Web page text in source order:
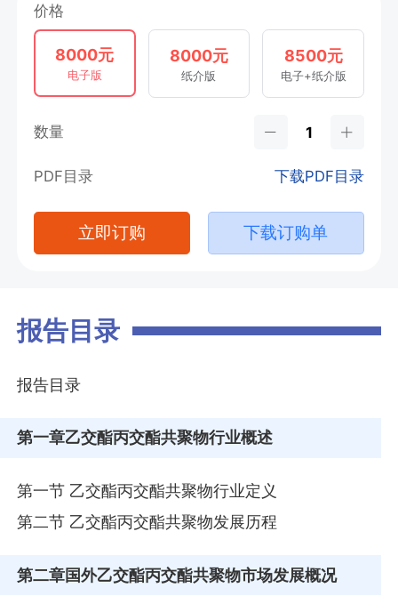
价格
8000元
电子版
8000元
纸介版
8500元
电子+纸介版
数量
PDF目录 下载PDF目录
立即订购 下载订购单
报告目录
报告目录
第一章乙交酯丙交酯共聚物行业概述
第一节 乙交酯丙交酯共聚物行业定义
第二节 乙交酯丙交酯共聚物发展历程
第二章国外乙交酯丙交酯共聚物市场发展概况